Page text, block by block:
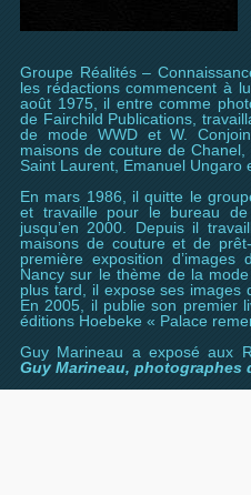
Groupe Réalités –
les rédactions commencent à
août 1975, il entre comme
de Fairchild Publications,
de mode WWD et W.
maisons de couture de
Saint Laurent, Emanuel Ungaro
En mars 1986, il quitte le
et travaille pour le bureau
jusqu’en 2000. Depuis il
maisons de couture et de
première exposition
Nancy sur le thème de la
plus tard, il expose ses images
En 2005, il publie son premier
éditions Hoebeke « Palace
Guy Marineau a exposé aux
Guy Marineau, photographes